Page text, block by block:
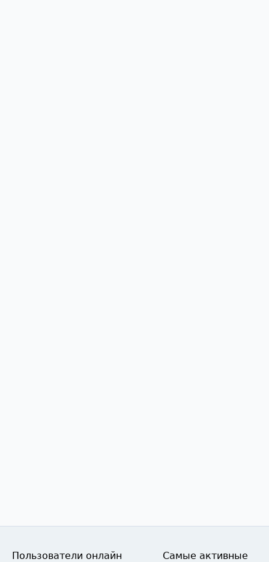
Пользователи онлайн Самые активные